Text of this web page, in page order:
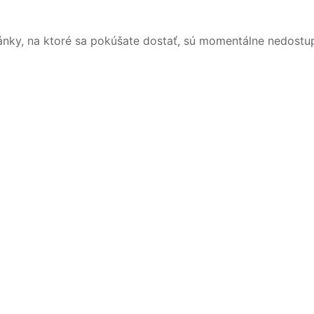
na ktoré sa pokúšate dostať, sú momentálne